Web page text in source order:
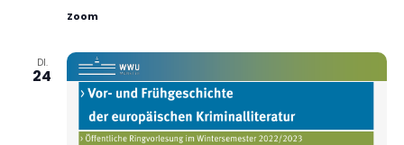
Zoom
DI.
24